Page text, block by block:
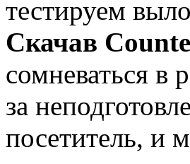
тестируем
Скачав Co
сомневаться в
за
посетитель, и